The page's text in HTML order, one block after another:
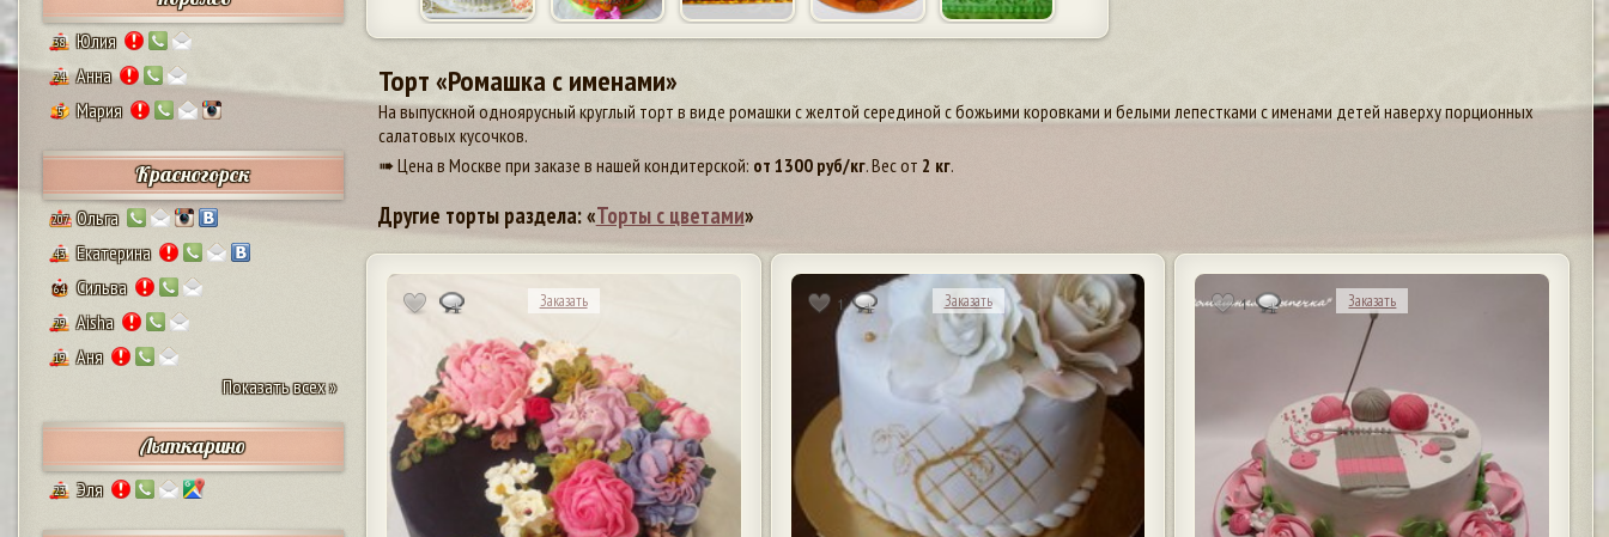
38 Юлия
24 Анна
5 Мария
Красногорск
207 Ольга
43 Екатерина
64 Сильва
29 Aisha
19
Аня
Показать всех »
Лыткарино
23 Эля
Торт «Ромашка с именами»
На выпускной одноярусный круглый торт в виде ромашки с желтой серединой с божьими коровками и белыми лепестками с именами детей наверху порционных
салатовых кусочков.
➠ Цена в Москве при заказе в нашей кондитерской: от 1300руб/кг. Вес от 2 кг.
Другие торты раздела: «Торты с цветами»
Заказать 1 Заказать 1 Заказать